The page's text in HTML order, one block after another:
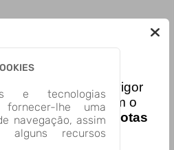
e tecnologias
fornecer-lhe uma
navegação, assim
alguns recursos
01/2026
entra em vigor
de integração com o
Nacional das
Notas
com isso